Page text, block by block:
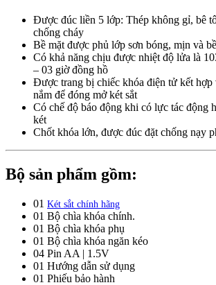
Được đúc liền 5 lớp: Thép không gỉ, bê
chống cháy
Bề mặt được phủ lớp sơn bóng, mịn và
Có khả năng chịu được nhiệt độ lửa là
– 03 giờ đồng hồ
Được trang bị chiếc khóa điện tử kết hợp
nắm để đóng mở két sắt
Có chế độ báo động khi có lực tác động
két
Chốt khóa lớn, được đúc đặt chống nạy
Bộ sản phẩm gồm:
01 Két sắt chính hãng
01 Bộ chìa khóa chính.
01 Bộ chìa khóa phụ
01 Bộ chìa khóa ngăn kéo
04 Pin AA | 1.5V
01 Hướng dẫn sử dụng
01 Phiếu bảo hành